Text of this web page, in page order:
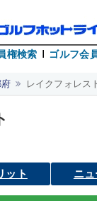
権検索 ゴルフ会
レイクフォレス
ット ニ